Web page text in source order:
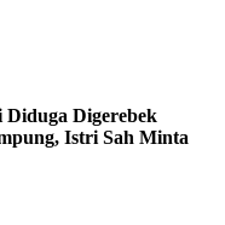
Digerebek
Istri Sah Minta